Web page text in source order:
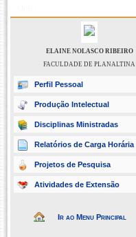
ELAINE NOLASCO RIBEIRO
FACULDADE DE PLANALTINA
Perfil Pessoal
Produção Intelectual
Disciplinas Ministradas
Relatórios de Carga Horária
Projetos de Pesquisa
Atividades de Extensão
Ir ao Menu Principal